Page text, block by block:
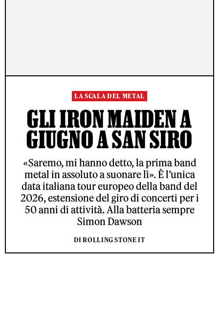
LA SCALA DEL METAL
GLI IRON MAIDEN A
GIUGNO A SAN SIRO
«Saremo, mi hanno detto, la prima band
metal in assoluto a suonare lì». È l’unica
data italiana tour europeo della band del
2026, estensione del giro di concerti per i
50 anni di attività. Alla batteria sempre
Simon Dawson
DI ROLLING STONE IT